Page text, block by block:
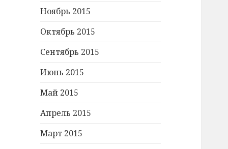
Ноябрь 2015
Октябрь 2015
Сентябрь 2015
Июнь 2015
Май 2015
Апрель 2015
Март 2015